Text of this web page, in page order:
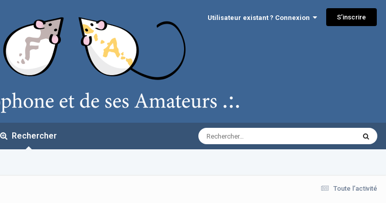
Utilisateur existant ? Connexion S’inscrire
Rechercher
Toute l’activité